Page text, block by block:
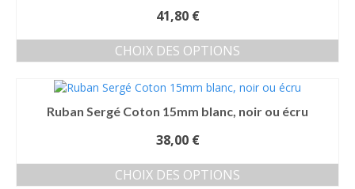
Les
options
peuvent
choisies
la
page
du
produit
41,80 €
CHOIX DES OPTIONS
produit
plusieurs
Les
options
peuvent
Ruban Sergé Coton 15mm blanc, noir ou écru
38,00 €
CHOIX DES OPTIONS